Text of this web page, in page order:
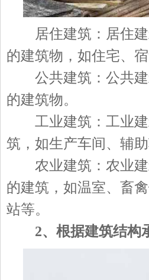
居住建筑：居住建
的建筑物，如住宅、宿
公共建筑：公共建
的建筑物。
工业建筑：工业建
筑，如生产车间、辅
农业建筑：农业建
的建筑，如温室、畜
站等。
2、根据建筑结构